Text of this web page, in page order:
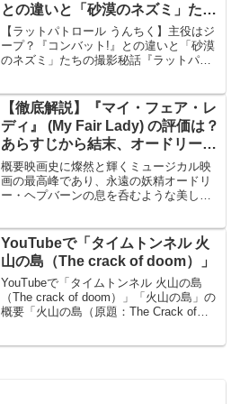
との違いと「砂漠のネズミ」たち
の撮影秘話
【ラットパトロール うんちく】主役はジ
ープ？『コンバット!』との違いと「砂漠
のネズミ」たちの撮影秘話『ラットパト
1968年にかけてアメリカで放送され...
【徹底解説】『マイ・フェア・レ
ディ』 (My Fair Lady) の評価は？
あらすじから結末、オードリーの
魅力と名曲の秘密まで総まとめ！
概要映画史に燦然と輝くミュージカル映
画の最高峰であり、永遠の妖精オードリ
ー・ヘプバーンの息を呑むような美しさ
ィ』（原題：My Fair Lady）です。本作
は、アイ...
YouTubeで「タイムトンネル 火
山の島（The crack of doom）」
YouTubeで「タイムトンネル 火山の島
（The crack of doom）」「火山の島」の
概要「火山の島（原題：The Crack of